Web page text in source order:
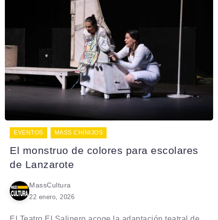
EVENTOS MASS CHINIJOS
El monstruo de colores para escolares
de Lanzarote
MassCultura
22 enero, 2026